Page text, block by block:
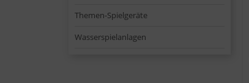
Themen-Spielgeräte
Wasserspielanlagen